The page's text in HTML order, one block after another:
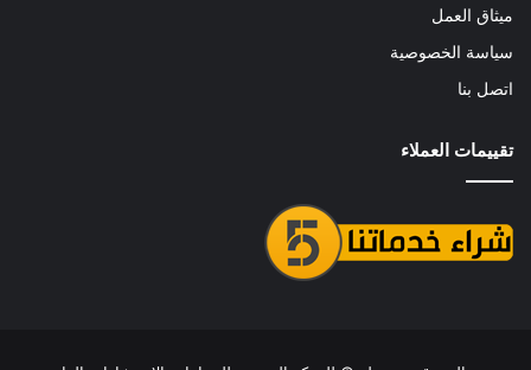
ميثاق العمل
سياسة الخصوصية
اتصل بنا
تقييمات العملاء